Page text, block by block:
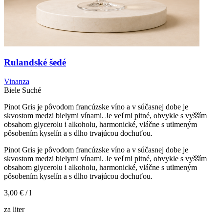
Rulandské šedé
Vinanza
Biele Suché
Pinot Gris je pôvodom francúzske víno a v súčasnej dobe je
skvostom medzi bielymi vínami. Je veľmi pitné, obvykle s vyšším
obsahom glycerolu i alkoholu, harmonické, vláčne s utlmeným
pôsobením kyselín a s dlho trvajúcou dochuťou.
Pinot Gris je pôvodom francúzske víno a v súčasnej dobe je
skvostom medzi bielymi vínami. Je veľmi pitné, obvykle s vyšším
obsahom glycerolu i alkoholu, harmonické, vláčne s utlmeným
pôsobením kyselín a s dlho trvajúcou dochuťou.
3,00 € / l
za liter